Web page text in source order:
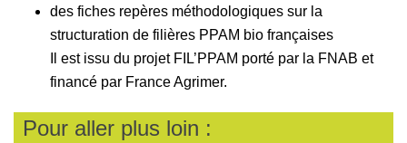
des fiches repères méthodologiques sur la
structuration de filières PPAM bio françaises
Il est issu du projet FIL’PPAM porté par la FNAB et
financé par France Agrimer.
Pour aller plus loin :